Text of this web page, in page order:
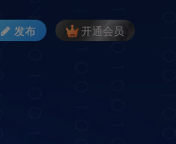
发布 开通会员